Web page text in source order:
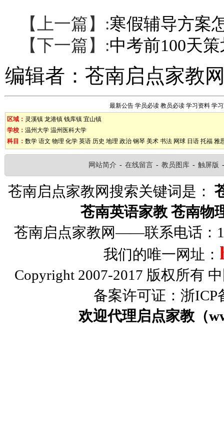
【上一篇】:寒假辅导方案
【下一篇】:中考前100天
编辑者： 苍南启点家教
最新公告 学员必读 教员必读 学习资料 学
区域： 灵溪镇 龙港镇 钱库镇 宜山镇
学校： 温州大学 温州医科大学
科目： 数学 语文 物理 化学 英语 历史 地理 政治 钢琴 美术 书法 网球 日语 托福 雅
网站简介 - 在线留言 - 教员图库 - 触屏版
苍南启点家教网搜索关键词是：
苍南英语家教 苍南物
苍南启点家教网——联系电话
我们的唯一网址：
Copyright 2007-2017 版权所有
备案许可证：浙ICP
欢迎代理启点家教（